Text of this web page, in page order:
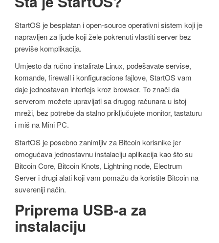
StartOS je besplatan i open-source operativni sistem koji je
napravljen za ljude koji žele pokrenuti vlastiti server bez
previše komplikacija.
Umjesto da ručno instalirate Linux, podešavate servise,
komande, firewall i konfiguracione fajlove, StartOS vam
daje jednostavan interfejs kroz browser. To znači da
serverom možete upravljati sa drugog računara u istoj
mreži, bez potrebe da stalno priključujete monitor, tastaturu
i miš na Mini PC.
StartOS je posebno zanimljiv za Bitcoin korisnike jer
omogućava jednostavnu instalaciju aplikacija kao što su
Bitcoin Core, Bitcoin Knots, Lightning node, Electrum
Server i drugi alati koji vam pomažu da koristite Bitcoin na
suvereniji način.
Priprema USB-a za
instalaciju